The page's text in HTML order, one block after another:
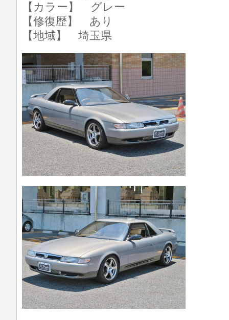
【カラー】 グレー
【修復歴】 あり
【地域】 埼玉県